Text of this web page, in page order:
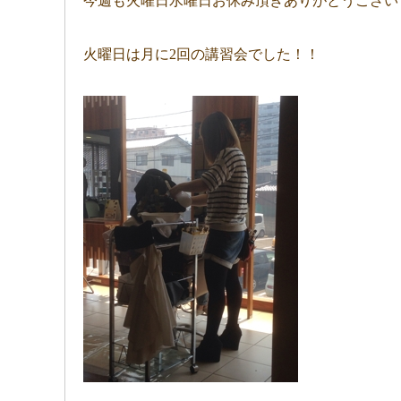
火曜日は月に2回の講習会でした！！